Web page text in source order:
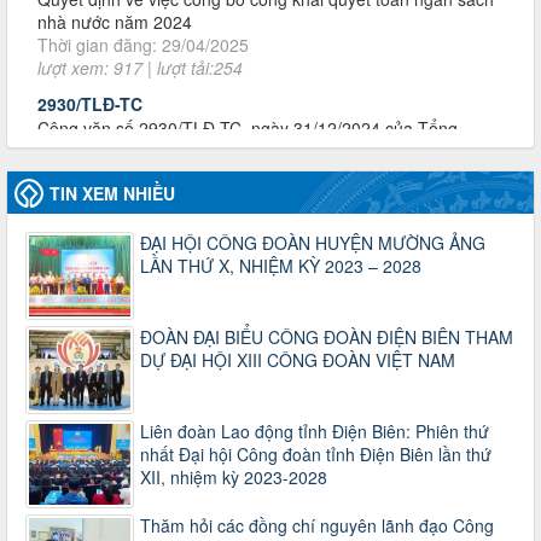
2930/TLĐ-TC
Công văn số 2930/TLĐ-TC, ngày 31/12/2024 của Tổng
LĐLĐ Việt Nam về việc quy định tỷ lệ phân phối tự động
KPCĐ 2% qua tài khoản Công đoàn Việt Nam về các cấp
Công đoàn năm 2025
Thời gian đăng: 06/01/2025
lượt xem: 1067 | lượt tải:437
47-TTCĐ/BTGTU
Thông tin chuyên đề: Một số nôi dung về sắp xếp tổ chức bộ
máy của hệ thống chính trị tinh gọn, hoạt động hiệu lực, hiệu
quả
Thời gian đăng: 25/12/2024
lượt xem: 1225 | lượt tải:339
37/HD-TLĐ
Hướng dẫn Công đoàn với việc tổ chức và hoạt động của
Ban Thanh tra Nhân dân
Thời gian đăng: 27/12/2024
lượt xem: 4950 | lượt tải:1353
35/HD-TLĐ
Hướng dẫn thực hiện một số nội dung chi liên quan đến
công tác kiểm tra, giám sát tại Công đoàn cơ sở
TIN XEM NHIỀU
ĐẠI HỘI CÔNG ĐOÀN HUYỆN MƯỜNG ẢNG
LẦN THỨ X, NHIỆM KỲ 2023 – 2028
ĐOÀN ĐẠI BIỂU CÔNG ĐOÀN ĐIỆN BIÊN THAM
DỰ ĐẠI HỘI XIII CÔNG ĐOÀN VIỆT NAM
Liên đoàn Lao động tỉnh Điện Biên: Phiên thứ
nhất Đại hội Công đoàn tỉnh Điện Biên lần thứ
XII, nhiệm kỳ 2023-2028
Thăm hỏi các đồng chí nguyên lãnh đạo Công